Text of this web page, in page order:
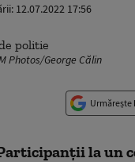
12.07.2022 17:56
Photos/George Călin
Urmărește
la un